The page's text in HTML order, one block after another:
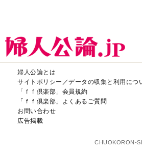
婦人公論とは
サイトポリシー／データの収集と利用につ
「ｆｆ倶楽部」会員規約
「ｆｆ倶楽部」よくあるご質問
お問い合わせ
広告掲載
CHUOKORON-